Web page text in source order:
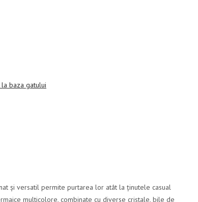
baza gatului
și versatil permite purtarea lor atât la ținutele casual
multicolore, combinate cu diverse cristale, bile de